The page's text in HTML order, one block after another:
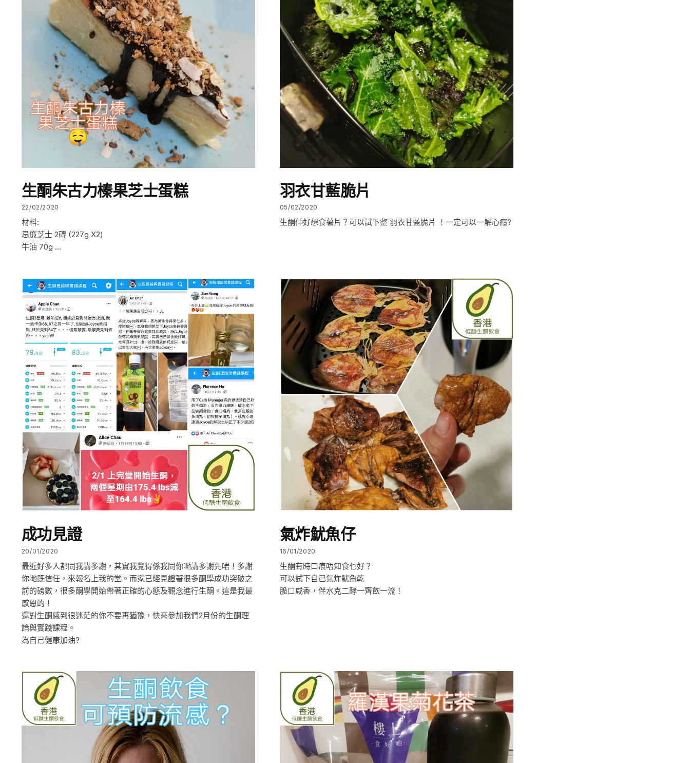
生酮朱古力榛果芝士蛋糕
22/02/2020
材料:
忌廉芝士 2磚 (227g X2)
牛油 70g …
羽衣甘藍脆片
05/02/2020
生酮仲好想食薯片？可以試下整 羽衣甘藍脆片 ！一定可以一解心癮?
成功見證
20/01/2020
最近好多人都同我講多謝，其實我覺得係我同你哋講多謝先啱！多謝
你哋既信任，來報名上我的堂。而家已經見證著很多酮學成功突破之
前的磅數，很多酮學開始帶著正確的心態及觀念進行生酮。這是我最
感恩的！
還對生酮感到很迷茫的你不要再猶豫，快來參加我們2月份的生酮理
論與實踐課程。
為自己健康加油?
氣炸魷魚仔
16/01/2020
生酮有時口痕唔知食乜好？
可以試下自己氣炸魷魚乾
脆口咸香，伴水克二酵一齊飲一流！